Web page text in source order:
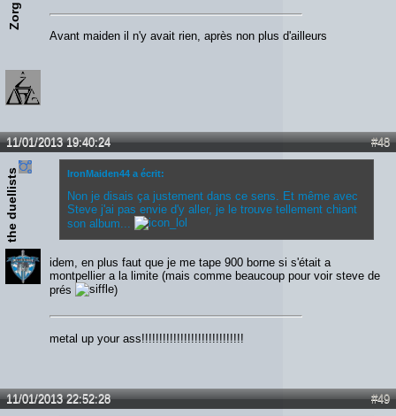
Zorg
Avant maiden il n'y avait rien, après non plus d'ailleurs
#48
11/01/2013 19:40:24
the duellists IronMaiden44 a écrit:
Non je disais ça justement dans ce sens. Et même avec
Steve j'ai pas envie d'y aller, je le trouve tellement chiant
son album...
idem, en plus faut que je me tape 900 borne si s'était a
montpellier a la limite (mais comme beaucoup pour voir steve de
prés
)
metal up your ass!!!!!!!!!!!!!!!!!!!!!!!!!!!!!
#49
11/01/2013 22:52:28